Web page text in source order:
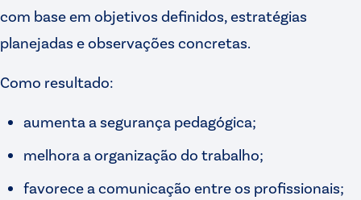
com base em objetivos definidos, estratégias
planejadas e observações concretas.
Como resultado:
aumenta a segurança pedagógica;
melhora a organização do trabalho;
favorece a comunicação entre os profissionais;